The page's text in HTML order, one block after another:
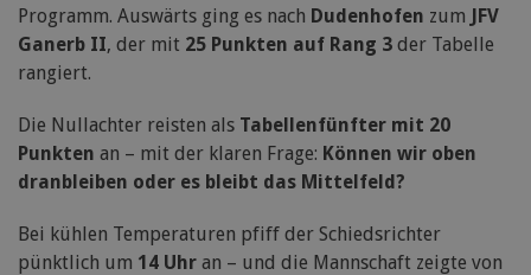
Programm. Auswärts ging es nach Dudenhofen zum JFV
Ganerb II, der mit 25 Punkten auf Rang 3 der Tabelle
rangiert.
Die Nullachter reisten als Tabellenfünfter mit 20
Punkten an – mit der klaren Frage: Können wir oben
dranbleiben oder es bleibt das Mittelfeld?
Bei kühlen Temperaturen pfiff der Schiedsrichter
pünktlich um 14 Uhr an – und die Mannschaft zeigte von